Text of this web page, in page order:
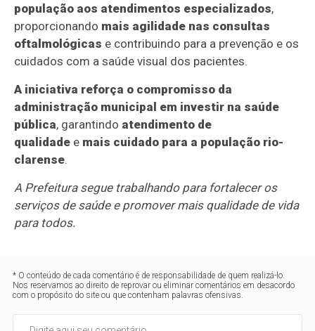
população aos atendimentos especializados,
proporcionando mais agilidade nas consultas
oftalmológicas e contribuindo para a prevenção e os
cuidados com a saúde visual dos pacientes.
A iniciativa reforça o compromisso da
administração municipal em investir na saúde
pública, garantindo atendimento de
qualidade e mais cuidado para a população rio-
clarense.
A Prefeitura segue trabalhando para fortalecer os
serviços de saúde e promover mais qualidade de vida
para todos.
* O conteúdo de cada comentário é de responsabilidade de quem realizá-lo.
Nos reservamos ao direito de reprovar ou eliminar comentários em desacordo
com o propósito do site ou que contenham palavras ofensivas.